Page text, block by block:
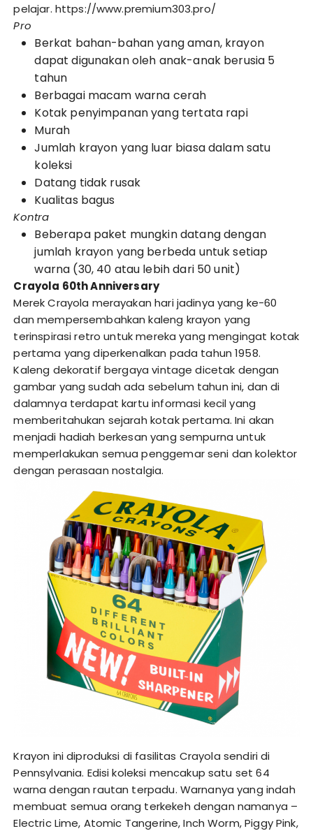
pelajar. https://www.premium303.pro/
Pro
Berkat bahan-bahan yang aman, krayon
dapat digunakan oleh anak-anak berusia 5
tahun
Berbagai macam warna cerah
Kotak penyimpanan yang tertata rapi
Murah
Jumlah krayon yang luar biasa dalam satu
koleksi
Datang tidak rusak
Kualitas bagus
Kontra
Beberapa paket mungkin datang dengan
jumlah krayon yang berbeda untuk setiap
warna (30, 40 atau lebih dari 50 unit)
Crayola 60th Anniversary
Merek Crayola merayakan hari jadinya yang ke-60
dan mempersembahkan kaleng krayon yang
terinspirasi retro untuk mereka yang mengingat kotak
pertama yang diperkenalkan pada tahun 1958.
Kaleng dekoratif bergaya vintage dicetak dengan
gambar yang sudah ada sebelum tahun ini, dan di
dalamnya terdapat kartu informasi kecil yang
memberitahukan sejarah kotak pertama. Ini akan
menjadi hadiah berkesan yang sempurna untuk
memperlakukan semua penggemar seni dan kolektor
dengan perasaan nostalgia.
Krayon ini diproduksi di fasilitas Crayola sendiri di
Pennsylvania. Edisi koleksi mencakup satu set 64
warna dengan rautan terpadu. Warnanya yang indah
membuat semua orang terkekeh dengan namanya –
Electric Lime, Atomic Tangerine, Inch Worm, Piggy Pink,